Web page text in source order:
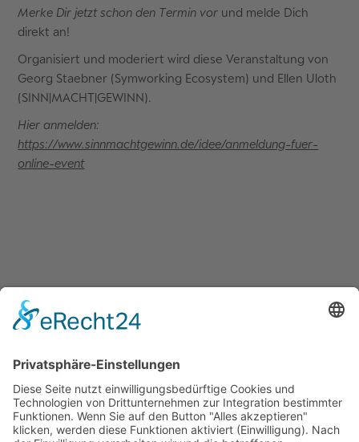
Merke Dir jetzt schon den Termin vor und melde Dich
direkt an!
Organisiert und moderiert wird diese Veranstaltung von
Georg Staebner (Symworking Ecosystem) und Ellen Uloth
(SINN|MACHT|GEWINN).
Hier anmelden:
https://www.sinnmachtgewinn.de/idee/anmeldung-fuer-
online-event
Quicklinks
Symworking Ecosystem